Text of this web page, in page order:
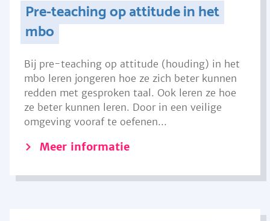
Pre-teaching op attitude in het
mbo
Bij pre-teaching op attitude (houding) in het
mbo leren jongeren hoe ze zich beter kunnen
redden met gesproken taal. Ook leren ze hoe
ze beter kunnen leren. Door in een veilige
omgeving vooraf te oefenen...
Meer informatie